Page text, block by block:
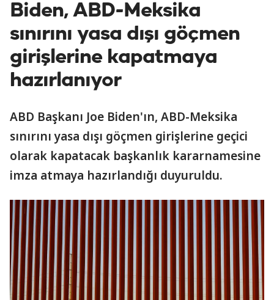
Biden, ABD-Meksika
sınırını yasa dışı göçmen
girişlerine kapatmaya
hazırlanıyor
ABD Başkanı Joe Biden'ın, ABD-Meksika
sınırını yasa dışı göçmen girişlerine geçici
olarak kapatacak başkanlık kararnamesine
imza atmaya hazırlandığı duyuruldu.